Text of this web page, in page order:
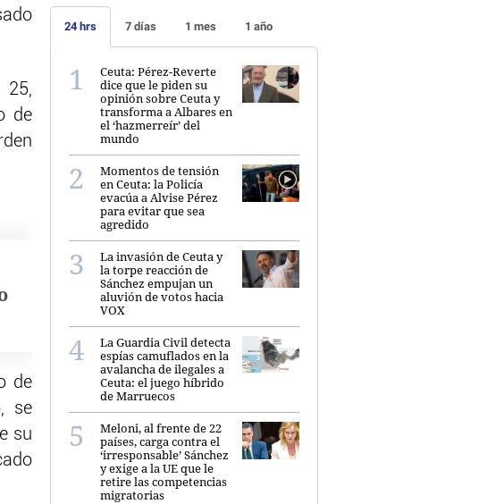
25,
de
de
se
su
24 hrs 7 días 1 mes 1 año
Ceuta: Pérez-Reverte
dice que le piden su
opinión sobre Ceuta y
transforma a Albares en
el ‘hazmerreír’ del
mundo
Momentos de tensión
en Ceuta: la Policía
evacúa a Alvise Pérez
para evitar que sea
agredido
La invasión de Ceuta y
la torpe reacción de
Sánchez empujan un
aluvión de votos hacia
VOX
La Guardia Civil detecta
espías camuflados en la
avalancha de ilegales a
Ceuta: el juego híbrido
de Marruecos
Meloni, al frente de 22
países, carga contra el
‘irresponsable’ Sánchez
y exige a la UE que le
retire las competencias
migratorias